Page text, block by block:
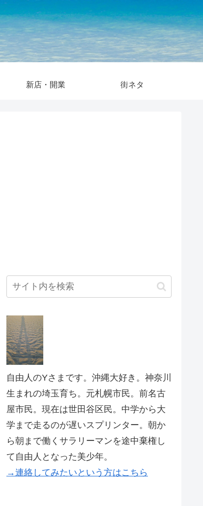
新店・開業 街ネタ
自由人のYさまです。沖縄大好き。神奈川
生まれの埼玉育ち。元札幌市民。前名古
屋市民。現在は世田谷区民。中学から大
学まで走るのが遅いスプリンター。朝か
ら朝まで働くサラリーマンを途中棄権し
て自由人となった美少年。
→連絡してみたいという方はこちら